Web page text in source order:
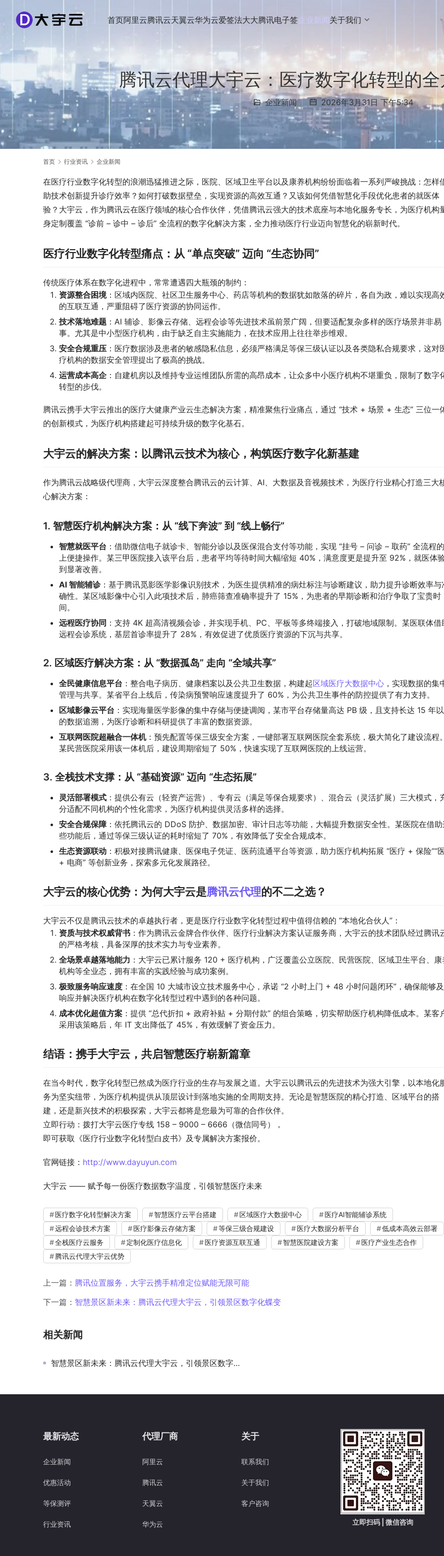
首页阿里云腾讯云天翼云华为云爱签法大大腾讯电子签企业新闻关于我们
腾讯云代理大宇云：医疗数字化转型的
企业新闻 2026年3月31日 下午5:34
首页 行业资讯 企业新闻
在医疗行业数字化转型的浪潮迅猛推进之际，医院、区域卫生平台以及康养机构纷纷面临着一系列严峻挑战：怎样
助技术创新提升诊疗效率？如何打破数据壁垒，实现资源的高效互通？又该如何凭借智慧化手段优化患者的就医体
验？大宇云，作为腾讯云在医疗领域的核心合作伙伴，凭借腾讯云强大的技术底座与本地化服务专长，为医疗机构
身定制覆盖 “诊前 – 诊中 – 诊后” 全流程的数字化解决方案，全力推动医疗行业迈向智慧化的崭新时代。
医疗行业数字化转型痛点：从 “单点突破” 迈向 “生态协同”
传统医疗体系在数字化进程中，常常遭遇四大瓶颈的制约：
资源整合困境：区域内医院、社区卫生服务中心、药店等机构的数据犹如散落的碎片，各自为政，难以实现高
的互联互通，严重阻碍了医疗资源的协同运作。
技术落地难题 ：AI 辅诊、影像云存储、远程会诊等先进技术虽前景广阔，但要适配复杂多样的医疗场景并非易
事。尤其是中小型医疗机构，由于缺乏自主实施能力，在技术应用上往往举步维艰。
安全合规重压 ：医疗数据涉及患者的敏感隐私信息，必须严格满足等保三级认证以及各类隐私合规要求，这对
疗机构的数据安全管理提出了极高的挑战。
运营成本高企 ：自建机房以及维持专业运维团队所需的高昂成本，让众多中小医疗机构不堪重负，限制了数字
转型的步伐。
腾讯云携手大宇云推出的医疗大健康产业云生态解决方案，精准聚焦行业痛点，通过 “技术 + 场景 + 生态” 三位一
的创新模式，为医疗机构搭建起可持续升级的数字化基石。
大宇云的解决方案：以腾讯云技术为核心，构筑医疗数字化新基建
作为腾讯云战略级代理商，大宇云深度整合腾讯云的云计算、AI、大数据及音视频技术，为医疗行业精心打造三大
心解决方案：
1. 智慧医疗机构解决方案：从 “线下奔波” 到 “线上畅行”
智慧就医平台 ：借助微信电子就诊卡、智能分诊以及医保混合支付等功能，实现 “挂号 – 问诊 – 取药” 全流程
上便捷操作。某三甲医院接入该平台后，患者平均等待时间大幅缩短 40%，满意度更是提升至 92%，就医体
到显著改善。
AI 智能辅诊：基于腾讯觅影医学影像识别技术，为医生提供精准的病灶标注与诊断建议，助力提升诊断效率与
确性。某区域影像中心引入此项技术后，肺癌筛查准确率提升了 15%，为患者的早期诊断和治疗争取了宝贵时
间。
远程医疗协同 ：支持 4K 超高清视频会诊，并实现手机、PC、平板等多终端接入，打破地域限制。某医联体借
远程会诊系统，基层首诊率提升了 28%，有效促进了优质医疗资源的下沉与共享。
2. 区域医疗解决方案：从 “数据孤岛” 走向 “全域共享”
全民健康信息平台 ：整合电子病历、健康档案以及公共卫生数据，构建起区域医疗大数据中心 ，实现数据的集
管理与共享。某省平台上线后，传染病预警响应速度提升了 60%，为公共卫生事件的防控提供了有力支持。
区域影像云平台 ：实现海量医学影像的集中存储与便捷调阅，某市平台存储量高达 PB 级，且支持长达 15 年
的数据追溯，为医疗诊断和科研提供了丰富的数据资源。
互联网医院超融合一体机：预先配置等保三级安全方案，一键部署互联网医院全套系统，极大简化了建设流程。
某民营医院采用该一体机后，建设周期缩短了 50%，快速实现了互联网医院的上线运营。
3. 全栈技术支撑：从 “基础资源” 迈向 “生态拓展”
灵活部署模式 ：提供公有云（轻资产运营）、专有云（满足等保合规要求）、混合云（灵活扩展）三大模式，
分适配不同机构的个性化需求，为医疗机构提供灵活多样的选择。
安全合规保障：依托腾讯云的 DDoS 防护、数据加密、审计日志等功能，大幅提升数据安全性。某医院在借
些功能后，通过等保三级认证的耗时缩短了 70%，有效降低了安全合规成本。
生态资源联动 ：积极对接腾讯健康、医保电子凭证、医药流通平台等资源，助力医疗机构拓展 “医疗 + 保险”“
+ 电商” 等创新业务，探索多元化发展路径。
大宇云的核心优势：为何大宇云是腾讯云代理的不二之选？
大宇云不仅是腾讯云技术的卓越执行者，更是医疗行业数字化转型过程中值得信赖的 “本地化合伙人”：
资质与技术权威背书 ：作为腾讯云金牌合作伙伴、医疗行业解决方案认证服务商，大宇云的技术团队经过腾讯
的严格考核，具备深厚的技术实力与专业素养。
全场景卓越落地能力 ：大宇云已累计服务 120 + 医疗机构，广泛覆盖公立医院、民营医院、区域卫生平台、康
机构等全业态，拥有丰富的实践经验与成功案例。
极致服务响应速度 ：在全国 10 大城市设立技术服务中心，承诺 “2 小时上门 + 48 小时问题闭环”，确保能够
响应并解决医疗机构在数字化转型过程中遇到的各种问题。
成本优化超值方案 ：提供 “总代折扣 + 政府补贴 + 分期付款” 的组合策略，切实帮助医疗机构降低成本。某客
采用该策略后，年 IT 支出降低了 45%，有效缓解了资金压力。
结语：携手大宇云，共启智慧医疗崭新篇章
在当今时代，数字化转型已然成为医疗行业的生存与发展之道。大宇云以腾讯云的先进技术为强大引擎，以本地化
务为坚实纽带，为医疗机构提供从顶层设计到落地实施的全周期支持。无论是智慧医院的精心打造、区域平台的搭
建，还是新兴技术的积极探索，大宇云都将是您最为可靠的合作伙伴。
立即行动：拨打大宇云医疗专线 158 – 9000 – 6666（微信同号），
即可获取《医疗行业数字化转型白皮书》及专属解决方案报价。
官网链接： http://www.dayuyun.com
大宇云 —— 赋予每一份医疗数据数字温度，引领智慧医疗未来
医疗数字化转型解决方案 智慧医疗云平台搭建 区域医疗大数据中心
医疗AI智能辅诊系统
远程会诊技术方案
医疗影像云存储方案 等保三级合规建设 医疗大数据分析平台
低成本高效云部署
全栈医疗云服务
定制化医疗信息化 医疗资源互联互通 智慧医院建设方案
医疗产业生态合作
腾讯云代理大宇云优势
上一篇： 腾讯位置服务，大宇云携手精准定位赋能无限可能
下一篇： 智慧景区新未来：腾讯云代理大宇云，引领景区数字化蝶变
相关新闻
智慧景区新未来：腾讯云代理大宇云，引领景区数字化蝶变
最新动态
企业新闻
优惠活动
等保测评
行业资讯
代理厂商
阿里云
腾讯云
天翼云
华为云
关于
联系我们
关于我们
客户咨询
立即扫码 | 微信咨询